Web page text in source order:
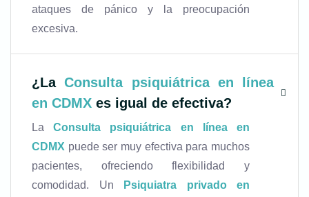
ataques de pánico y la preocupación
excesiva.
¿LaConsulta psiquiátrica en línea
en CDMX es igual de efectiva?
LaConsulta psiquiátrica en línea en
CDMX puede ser muy efectiva para muchos
pacientes, ofreciendo flexibilidad y
comodidad. Un
Psiquiatra privado en